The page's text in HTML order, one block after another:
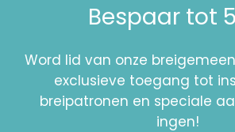
Bespaar tot
Word lid van onze
exclusieve toegang tot
breipatronen en speciale
ingen!